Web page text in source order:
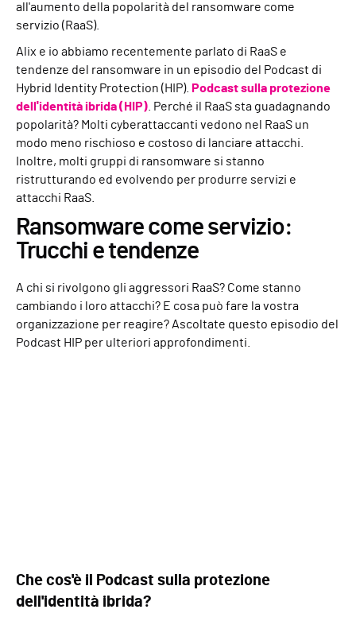
all'aumento della popolarità del ransomware come
servizio (RaaS).
Alix e io abbiamo recentemente parlato di RaaS e
tendenze del ransomware in un episodio del Podcast di
Hybrid Identity Protection (HIP). Podcast sulla protezione
dell'identità ibrida (HIP) . Perché il RaaS sta guadagnando
popolarità? Molti cyberattaccanti vedono nel RaaS un
modo meno rischioso e costoso di lanciare attacchi.
Inoltre, molti gruppi di ransomware si stanno
ristrutturando ed evolvendo per produrre servizi e
attacchi RaaS.
Ransomware come servizio:
Trucchi e tendenze
A chi si rivolgono gli aggressori RaaS? Come stanno
cambiando i loro attacchi? E cosa può fare la vostra
organizzazione per reagire? Ascoltate questo episodio del
Podcast HIP per ulteriori approfondimenti.
Che cos'è il Podcast sulla protezione
dell'identità ibrida?